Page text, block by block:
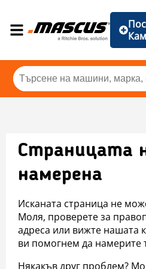
Страницата
намерена
Исканата страница не
Моля, проверете за
адреса или вижте нашата
ви помогнем да намерите
Някакъв друг проблем?